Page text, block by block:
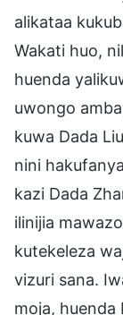
alikataa
Wakati huo,
huenda
uwongo
kuwa Dada
nini
kazi Dada
ilinijia
kutekeleza
vizuri sana.
moja, huenda